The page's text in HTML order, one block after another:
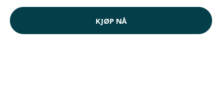
KJØP NÅ